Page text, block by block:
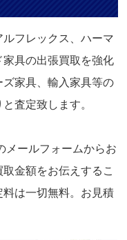
フレックス、ハーマ
具の出張買取を強化
家具、輸入家具等の
査定致します。
メールフォームからお
金額をお伝えするこ
は一切無料。お見積